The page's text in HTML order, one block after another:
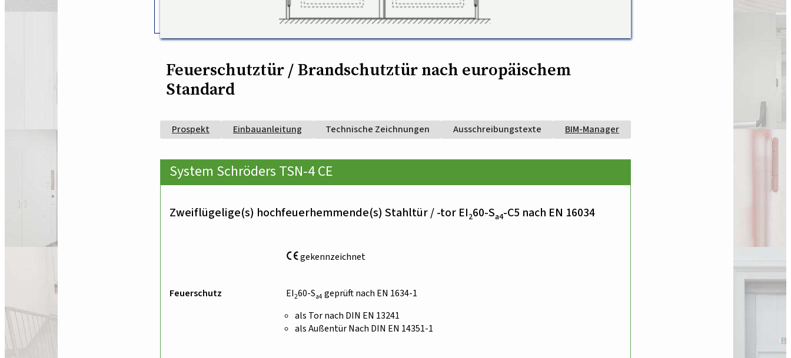
Feuerschutztür / Brandschutztür nach europäischem
Standard
Prospekt Einbauanleitung Technische Zeichnungen Ausschreibungstexte BIM-Manager
System Schröders TSN-4 CE
Zweiflügelige(s) hochfeuerhemmende(s) Stahltür / -tor EI260-Sa4-C5 nach EN 16034
gekennzeichnet
Feuerschutz EI260-Sa4 geprüft nach EN 1634-1
als Tor nach DIN EN 13241
als Außentür Nach DIN EN 14351-1